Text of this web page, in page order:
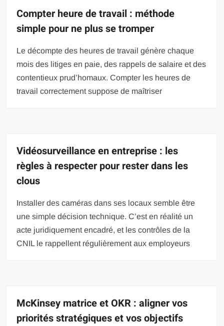
Compter heure de travail : méthode
simple pour ne plus se tromper
Le décompte des heures de travail génère chaque
mois des litiges en paie, des rappels de salaire et des
contentieux prud’homaux. Compter les heures de
travail correctement suppose de maîtriser
Vidéosurveillance en entreprise : les
règles à respecter pour rester dans les
clous
Installer des caméras dans ses locaux semble être
une simple décision technique. C’est en réalité un
acte juridiquement encadré, et les contrôles de la
CNIL le rappellent régulièrement aux employeurs
McKinsey matrice et OKR : aligner vos
priorités stratégiques et vos objectifs